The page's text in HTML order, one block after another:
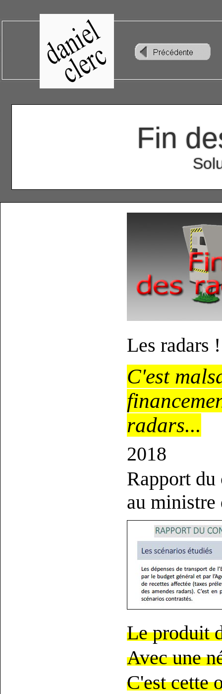
Fin
Les radars !
C'est
radars...
2018
Rapport
au ministre
Le produit
Avec une
C'est cette